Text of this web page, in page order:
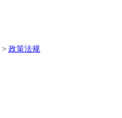
> 政策法规